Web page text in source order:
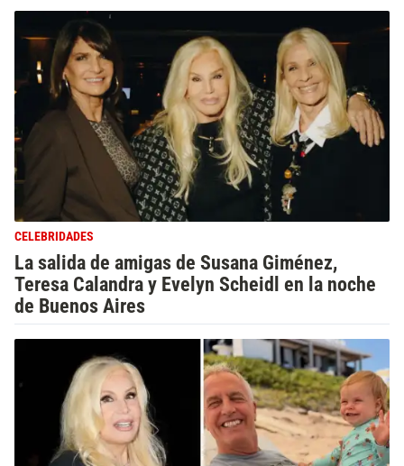
CELEBRIDADES
La salida de amigas de Susana Giménez,
Teresa Calandra y Evelyn Scheidl en la noche
de Buenos Aires